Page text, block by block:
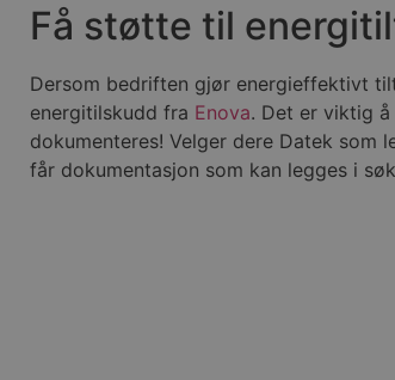
Få støtte til
Dersom bedriften gjør energieffektivt
energitilskudd fra Enova. Det er viktig
dokumenteres! Velger dere Datek
får dokumentasjon som kan legges i